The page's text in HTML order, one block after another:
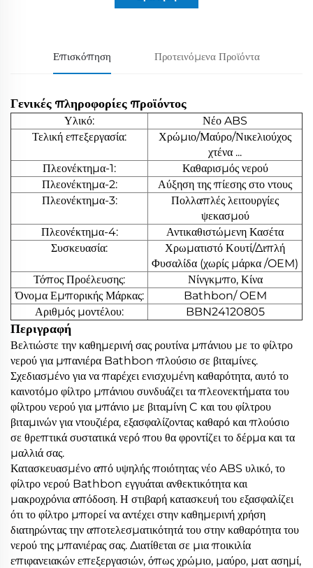
Επισκόπηση Προτεινόμενα Προϊόντα
Γενικές πληροφορίες προϊόντος
Υλικό:
Νέο ABS
Τελική επεξεργασία:
Χρώμιο/Μαύρο/Νικελιούχος
χτένα ...
Πλεονέκτημα-1:
Καθαρισμός νερού
Πλεονέκτημα-2:
Αύξηση της πίεσης στο ντους
Πλεονέκτημα-3:
Πολλαπλές λειτουργίες
ψεκασμού
Πλεονέκτημα-4:
Αντικαθιστώμενη Κασέτα
Συσκευασία:
Χρωματιστό Κουτί/Διπλή
Φυσαλίδα (χωρίς μάρκα /OEM)
Τόπος Προέλευσης:
Νίνγκμπο, Κίνα
Όνομα Εμπορικής Μάρκας:
Bathbon/ OEM
Αριθμός μοντέλου:
BBN24120805
Περιγραφή
Βελτιώστε την καθημερινή σας ρουτίνα μπάνιου με το φίλτρο
νερού για μπανιέρα Bathbon πλούσιο σε βιταμίνες.
Σχεδιασμένο για να παρέχει ενισχυμένη καθαρότητα, αυτό το
καινοτόμο φίλτρο μπάνιου συνδυάζει τα πλεονεκτήματα του
φίλτρου νερού για μπάνιο με βιταμίνη C και του φίλτρου
βιταμινών για ντουζιέρα, εξασφαλίζοντας καθαρό και πλούσιο
σε θρεπτικά συστατικά νερό που θα φροντίζει το δέρμα και τα
μαλλιά σας.
Κατασκευασμένο από υψηλής ποιότητας νέο ABS υλικό, το
φίλτρο νερού Bathbon εγγυάται ανθεκτικότητα και
μακροχρόνια απόδοση. Η στιβαρή κατασκευή του εξασφαλίζει
ότι το φίλτρο μπορεί να αντέχει στην καθημερινή χρήση
διατηρώντας την αποτελεσματικότητά του στην καθαρότητα του
νερού της μπανιέρας σας. Διατίθεται σε μια ποικιλία
επιφανειακών επεξεργασιών, όπως χρώμιο, μαύρο, ματ ασημί,